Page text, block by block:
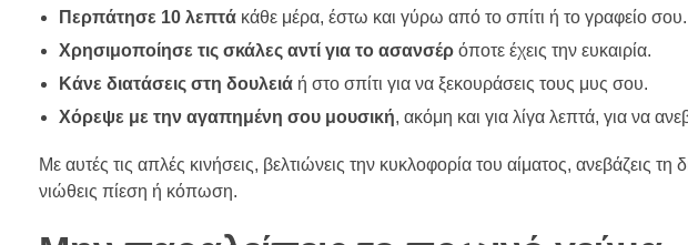
Περπάτησε 10 λεπτάκάθε μέρα, έστω και γύρω από το σπίτι ή το γραφείο σου.
Χρησιμοποίησε τις σκάλες αντί για το ασανσέρόποτε έχεις την ευκαιρία.
Κάνε διατάσεις στη δουλειάή στο σπίτι για να ξεκουράσεις τους μυς σου.
Χόρεψε με την αγαπημένη σου μουσική, ακόμη και για λίγα λεπτά, για να
Με αυτές τις απλές κινήσεις, βελτιώνεις την κυκλοφορία του αίματος, ανεβάζεις
νιώθεις πίεση ή κόπωση.